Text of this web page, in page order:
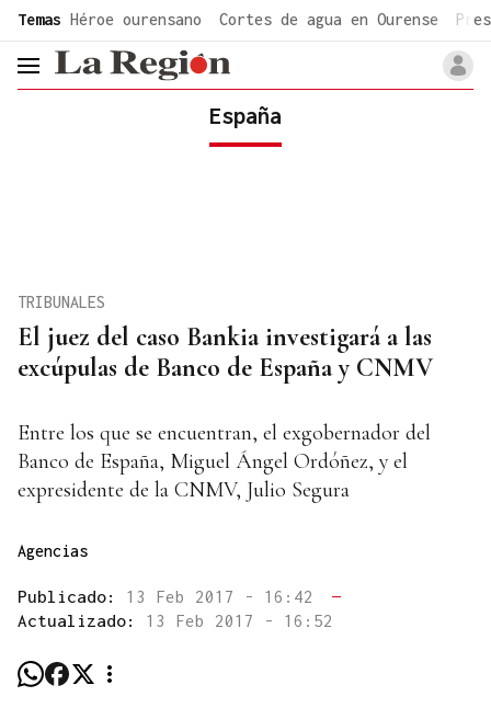
common.go-to-content
Temas Héroe ourensano Cortes de agua en Ourense
header.menu.open
España
El juez del caso Bankia investigará a las
excúpulas de Banco de España y CNMV
TRIBUNALES
Entre los que se encuentran, el exgobernador del
Banco de España, Miguel Ángel Ordóñez, y el
expresidente de la CNMV, Julio Segura
Agencias
Publicado: 13 Feb 2017 - 16:42
—
Actualizado: 13 Feb 2017 - 16:52